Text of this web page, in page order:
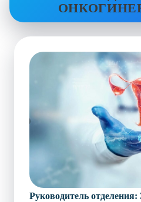
Руководитель отделения: